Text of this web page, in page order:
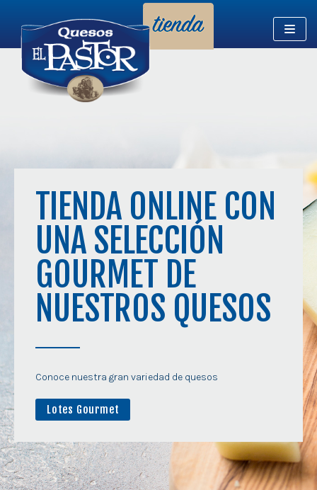
al
contenido
TIENDA ONLINE CON
UNA SELECCIÓN
GOURMET DE
NUESTROS QUESOS
Conoce nuestra gran variedad de quesos
Lotes Gourmet